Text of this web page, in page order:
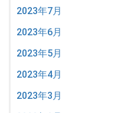
2023年7月
2023年6月
2023年5月
2023年4月
2023年3月